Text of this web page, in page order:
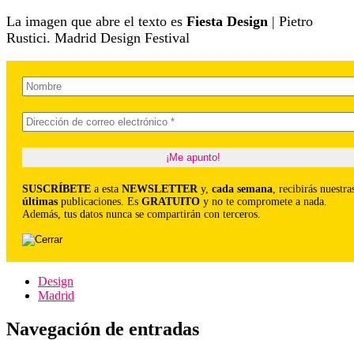
La imagen que abre el texto es Fiesta Design | Pietro
Rustici. Madrid Design Festival
SUSCRÍBETE a esta NEWSLETTER y, cada semana , recibirás
últimas publicaciones. Es GRATUITO y no te compromete a nada.
Además, tus datos nunca se compartirán con terceros.
Design
Madrid
Navegación de entradas